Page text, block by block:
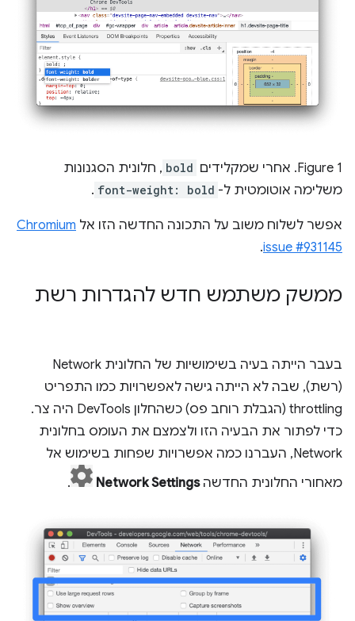
Figure 1. אחרי שמקלידים bold , חלונית הסגנונות
משלימה אוטומטית ל- font-weight: bold
.
אפשר לשלוח משוב על התכונה החדשה הזו אל Chromium
issue #931145
.
ממשק משתמש חדש להגדרות רשת
בעבר הייתה בעיה בשימושיות של החלונית Network
(רשת), שבה לא הייתה גישה לאפשרויות כמו התפריט
throttling (הגבלת רוחב פס) כשהחלון DevTools היה צר.
כדי לפתור את הבעיה הזו ולצמצם את העומס בחלונית
Network, העברנו כמה אפשרויות שפחות בשימוש אל
מאחורי החלונית החדשהNetwork Settings
.